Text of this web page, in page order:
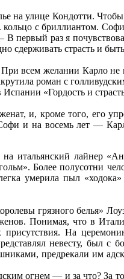
на улице Кондотти.
с бриллиантом.
раз я
страсть и
всем желании Карло
роман с
«Гордость и
и, кроме того, его
и на восемь лет —
итальянский лайнер
Более полусотни
умерила пыл
грязного
Понимая, что в
присутствия. На
невесту, был с
предрекали им
огнем — и за что? За